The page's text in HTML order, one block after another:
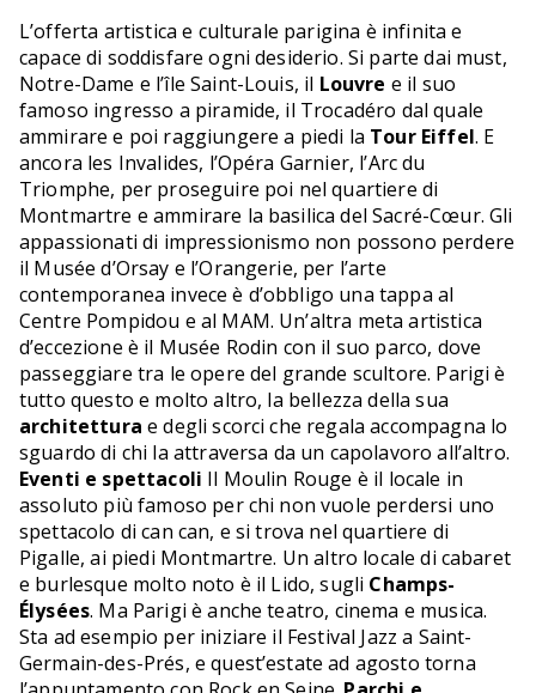
L’offerta artistica e culturale parigina è infinita e
capace di soddisfare ogni desiderio. Si parte dai must,
Notre-Dame e l’île Saint-Louis, il Louvre e il suo
famoso ingresso a piramide, il Trocadéro dal quale
ammirare e poi raggiungere a piedi la Tour Eiffel. E
ancora les Invalides, l’Opéra Garnier, l’Arc du
Triomphe, per proseguire poi nel quartiere di
Montmartre e ammirare la basilica del Sacré-Cœur. Gli
appassionati di impressionismo non possono perdere
il Musée d’Orsay e l’Orangerie, per l’arte
contemporanea invece è d’obbligo una tappa al
Centre Pompidou e al MAM. Un’altra meta artistica
d’eccezione è il Musée Rodin con il suo parco, dove
passeggiare tra le opere del grande scultore. Parigi è
tutto questo e molto altro, la bellezza della sua
architettura e degli scorci che regala accompagna lo
sguardo di chi la attraversa da un capolavoro all’altro.
Eventi e spettacoli Il Moulin Rouge è il locale in
assoluto più famoso per chi non vuole perdersi uno
spettacolo di can can, e si trova nel quartiere di
Pigalle, ai piedi Montmartre. Un altro locale di cabaret
e burlesque molto noto è il Lido, sugli Champs-
Élysées. Ma Parigi è anche teatro, cinema e musica.
Sta ad esempio per iniziare il Festival Jazz a Saint-
Germain-des-Prés, e quest’estate ad agosto torna